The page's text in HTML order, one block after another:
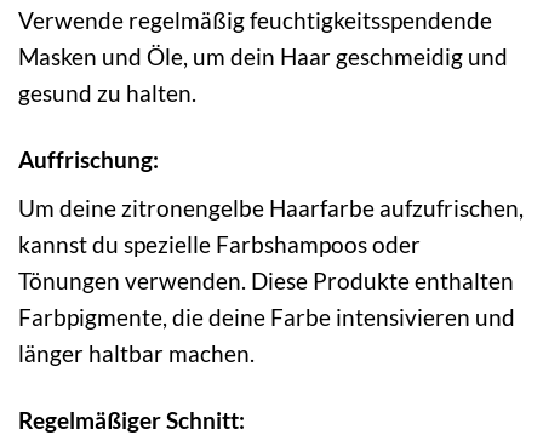
Verwende regelmäßig feuchtigkeitsspendende
Masken und Öle, um dein Haar geschmeidig und
gesund zu halten.
Auffrischung:
Um deine zitronengelbe Haarfarbe aufzufrischen,
kannst du spezielle Farbshampoos oder
Tönungen verwenden. Diese Produkte enthalten
Farbpigmente, die deine Farbe intensivieren und
länger haltbar machen.
Regelmäßiger Schnitt: